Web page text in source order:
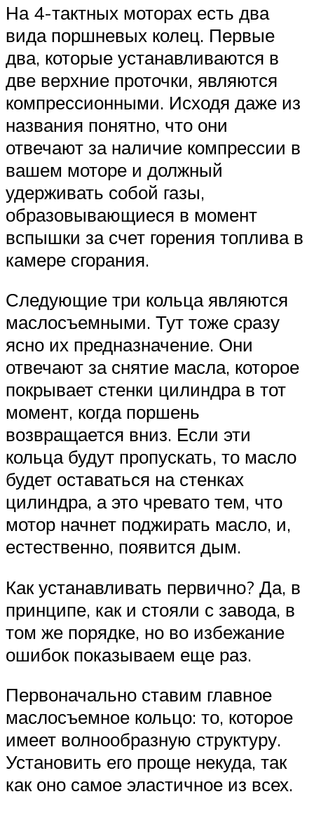
На 4-тактных моторах есть два
вида поршневых колец. Первые
два, которые устанавливаются в
две верхние проточки, являются
компрессионными. Исходя даже из
названия понятно, что они
отвечают за наличие компрессии в
вашем моторе и должный
удерживать собой газы,
образовывающиеся в момент
вспышки за счет горения топлива в
камере сгорания.
Следующие три кольца являются
маслосъемными. Тут тоже сразу
ясно их предназначение. Они
отвечают за снятие масла, которое
покрывает стенки цилиндра в тот
момент, когда поршень
возвращается вниз. Если эти
кольца будут пропускать, то масло
будет оставаться на стенках
цилиндра, а это чревато тем, что
мотор начнет поджирать масло, и,
естественно, появится дым.
Как устанавливать первично? Да, в
принципе, как и стояли с завода, в
том же порядке, но во избежание
ошибок показываем еще раз.
Первоначально ставим главное
маслосъемное кольцо: то, которое
имеет волнообразную структуру.
Установить его проще некуда, так
как оно самое эластичное из всех.